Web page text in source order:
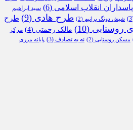
انقلاب اسلامی (6)
سید ابراهیم
شیش دونگ برانیم (2) طرح هادی (9)
طرح
روستایی (10) مالک رحمتی (4)
مرکز
مسکن روستایی (2) نه به تصادف (3)
پایانه مرزی